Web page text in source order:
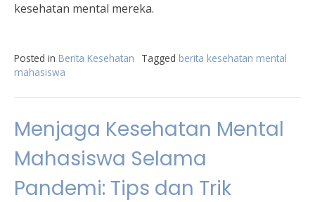
kesehatan mental mereka.
Posted in Berita Kesehatan Tagged berita kesehatan mental
mahasiswa
Menjaga Kesehatan Mental
Mahasiswa Selama
Pandemi: Tips dan Trik